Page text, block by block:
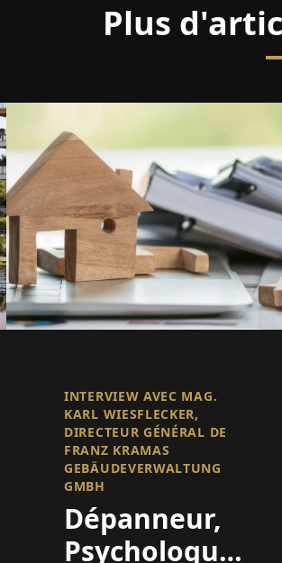
Plus
INTERVIEW AVEC MAG.
KARL WIESFLECKER,
DIRECTEUR GÉNÉRAL DE
FRANZ KRAMAS
GEBÄUDEVERWALTUNG
GMBH
Dépanneur,
Psychologues,